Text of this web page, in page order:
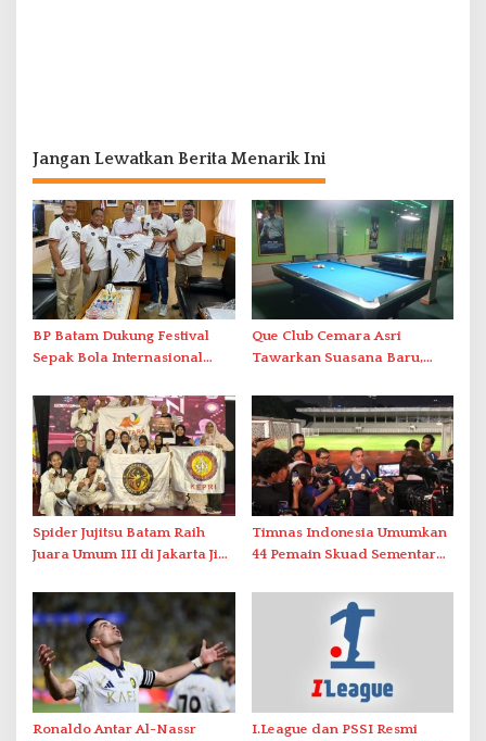
Jangan Lewatkan Berita Menarik Ini
BP Batam Dukung Festival
Sepak Bola Internasional
Que Club Cemara Asri
Tawarkan Suasana Baru,
Spider Jujitsu Batam Raih
Juara Umum III di Jakarta Jiu
Timnas Indonesia Umumkan
44 Pemain Skuad Sementara
Ronaldo Antar Al-Nassr
I.League dan PSSI Resmi